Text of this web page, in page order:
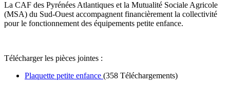
La CAF des Pyrénées Atlantiques et la Mutualité Sociale Agricole
(MSA) du Sud-Ouest accompagnent financièrement la collectivité
pour le fonctionnement des équipements petite enfance.
Télécharger les pièces jointes :
Plaquette petite enfance (358 Téléchargements)